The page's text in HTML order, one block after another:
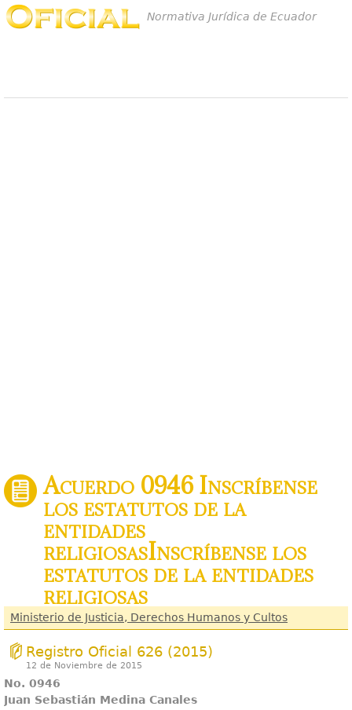
Normativa Jurídica de Ecuador
Acuerdo 0946 Inscríbense
los estatutos de la
entidades
religiosasInscríbense los
estatutos de la entidades
religiosas
Ministerio de Justicia, Derechos Humanos y Cultos
Registro Oficial 626 (2015)
12 de Noviembre de 2015
No. 0946
Juan Sebastián Medina Canales